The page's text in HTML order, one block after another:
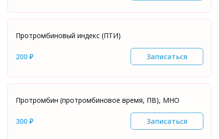
Протромбиновый индекс (ПТИ)
200 ₽ Записаться
Протромбин (протромбиновое время, ПВ), МНО
300 ₽ Записаться